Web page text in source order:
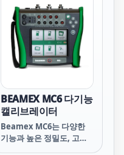
functions, such as hold
display of received
light amounts and
fiber insertion
indicators have greatly
improved operation of
high functional fiber
sensors.
BEAMEX MC6 다기능
캘리브레이터
Beamex MC6는 다양한
기능과 높은 정밀도, 고급